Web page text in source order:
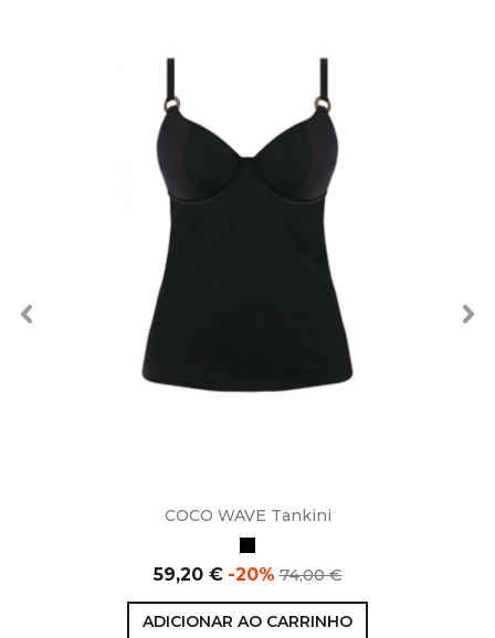
COCO WAVE Tankini
Preço
59,20 € -20% Preço
74,00 €
ADICIONAR AO CARRINHO